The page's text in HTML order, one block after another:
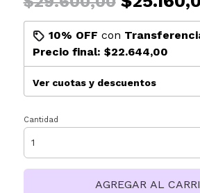
10% OFF con
Precio final: $22.644,00
Ver cuotas y descuentos
Cantidad
AGREGAR AL